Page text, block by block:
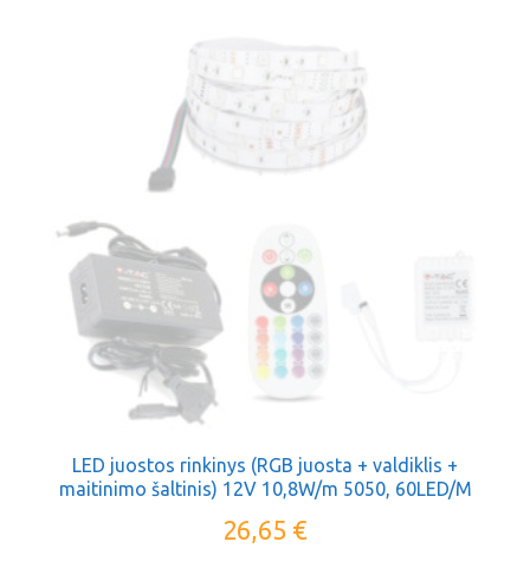
LED juostos rinkinys (RGB juosta + valdiklis +
maitinimo šaltinis) 12V 10,8W/m 5050, 60LED/M
26,65 €